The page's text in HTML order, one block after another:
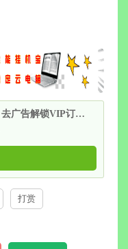
安卓B612咔叽相机 v15.2.6 去广告解锁VIP订阅版
打赏